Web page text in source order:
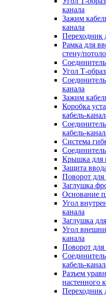
канала
Зажим
канала
Переходник
Рамка для
стену/
Угол Т-
канала
Зажим
Коробка
кабель-
кабель-
Система
Крышка для
Защита
Поворот для
Заглушка
Основание
Угол
канала
Заглушка
Угол
канала
Поворот для
кабель-
Разъем
настенного
Переходник